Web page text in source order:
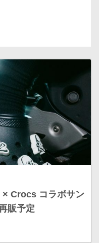
Crocs コラボサン
販予定